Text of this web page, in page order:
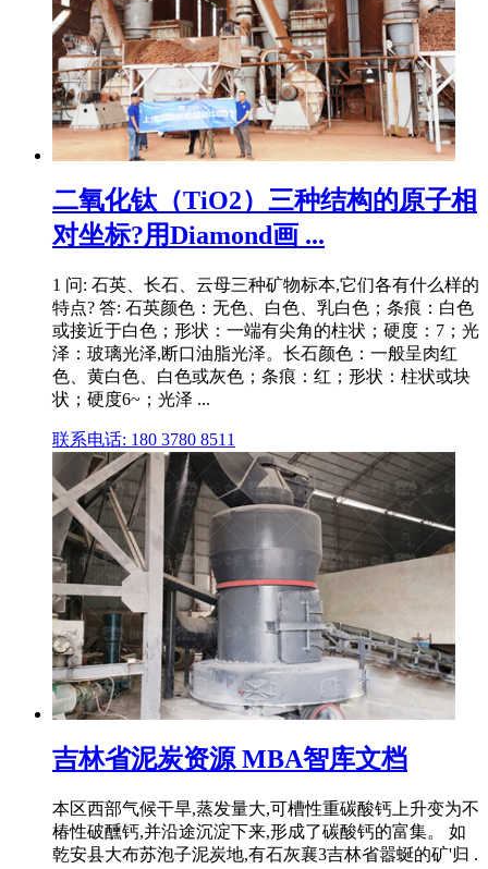
二氧化钛（TiO2）三种结构的原子相
对坐标?用Diamond画 ...
1 问: 石英、长石、云母三种矿物标本,它们各有什么样的
特点? 答: 石英颜色：无色、白色、乳白色；条痕：白色
或接近于白色；形状：一端有尖角的柱状；硬度：7；光
泽：玻璃光泽,断口油脂光泽。长石颜色：一般呈肉红
色、黄白色、白色或灰色；条痕：红；形状：柱状或块
状；硬度6~；光泽 ...
联系电话: 180 3780 8511
吉林省泥炭资源 MBA智库文档
本区西部气候干旱,蒸发量大,可槽性重碳酸钙上升变为不
椿性破醺钙,并沿途沉淀下来,形成了碳酸钙的富集。 如
乾安县大布苏泡子泥炭地,有石灰襄3吉林省嚣蜒的矿'归 .